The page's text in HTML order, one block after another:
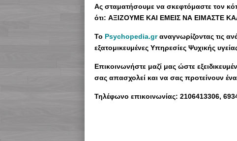
Ας σταματήσουμε να σκεφτόμαστε τον
ότι: ΑΞΙΖΟΥΜΕ ΚΑΙ ΕΜΕΙΣ ΝΑ ΕΙΜΑΣΤΕ
Το Psychopedia.grαναγνωρίζοντας τις
εξατομικευμένες Υπηρεσίες Ψυχικής
Επικοινωνήστε μαζί μας ώστε
σας απασχολεί και να σας προτείνουν
Τηλέφωνο επικοινωνίας: 2106413306,